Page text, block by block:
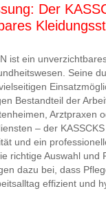
Der
ist ein
Seine
Bestandteil der
Arztpraxen
– der
und ein
richtige Auswahl und
dazu bei, dass
effizient und